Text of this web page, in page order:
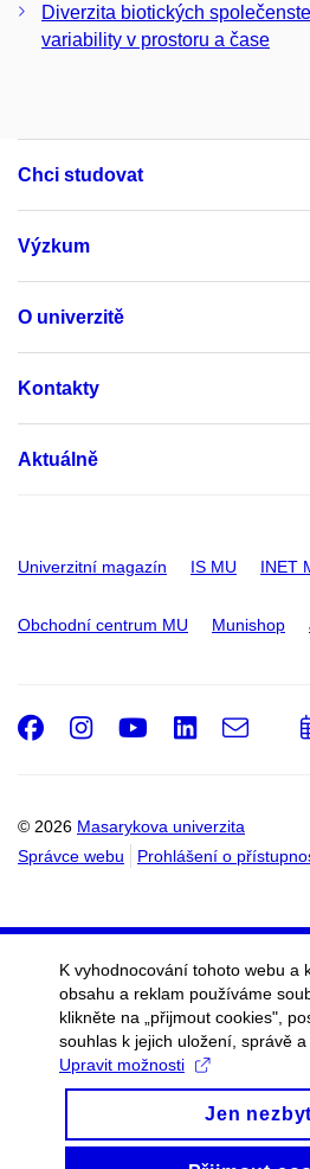
Diverzita biotických
variability v prostoru a čase
Chci studovat
Výzkum
O univerzitě
Kontakty
Aktuálně
Univerzitní magazín IS MU INET
Obchodní centrum MU Munishop
© 2026 Masarykova univerzita
Správce webu
Prohlášení o
Facebook
Instagram
Youtube
e-
K vyhodnocování tohoto webu a
obsahu a reklam používáme
klikněte na „přijmout cookies",
souhlas k jejich uložení, správě a
Upravit možnosti
Jen